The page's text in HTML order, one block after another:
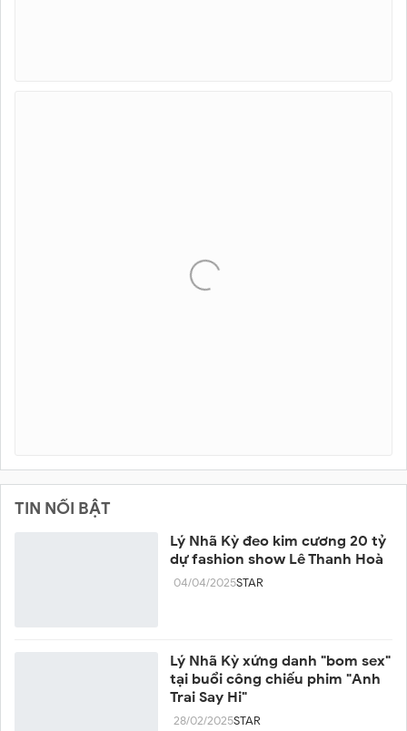
TIN NỔI BẬT
Lý Nhã Kỳ đeo kim cương 20 tỷ
dự fashion show Lê Thanh Hoà
04/04/2025STAR
Lý Nhã Kỳ xứng danh "bom sex"
tại buổi công chiếu phim "Anh
Trai Say Hi"
28/02/2025STAR